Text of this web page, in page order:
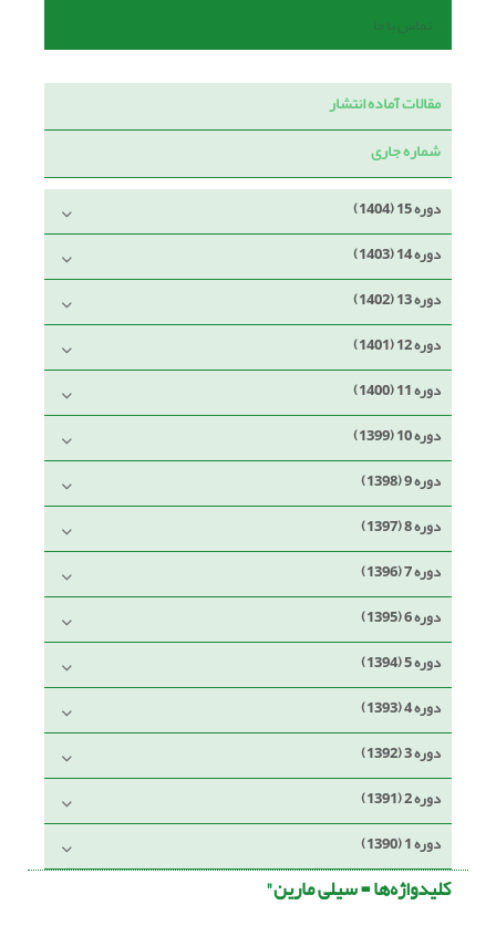
تماس با ما
مقالات آماده انتشار
شماره جاری
دوره 15 (1404)
دوره 14 (1403)
دوره 13 (1402)
دوره 12 (1401)
دوره 11 (1400)
دوره 10 (1399)
دوره 9 (1398)
دوره 8 (1397)
دوره 7 (1396)
دوره 6 (1395)
دوره 5 (1394)
دوره 4 (1393)
دوره 3 (1392)
دوره 2 (1391)
دوره 1 (1390)
کلیدواژه‌ها =سیلی مارین"